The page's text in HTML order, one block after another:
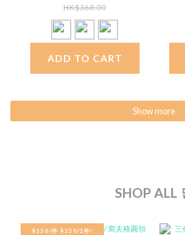
Cardigan
HK$368.00
ADD TO CART
Show more
SHOP ALL
$150/件 $250/2件!